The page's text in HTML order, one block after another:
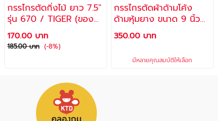
กรรไกรตัดกิ่งไม้ ยาว 7.5"
รุ่น 670 / TIGER (ของ
แท้)
170.00 บาท
185.00 บาท (-8%)
กรรไกรตัดผ้าด้ามโค้ง
ด้ามหุ้มยาง ขนาด 9 นิ้ว
ยี่ห้อ YONG JI XING
350.00 บาท
มีหลายคุณสมบัติให้เลือก